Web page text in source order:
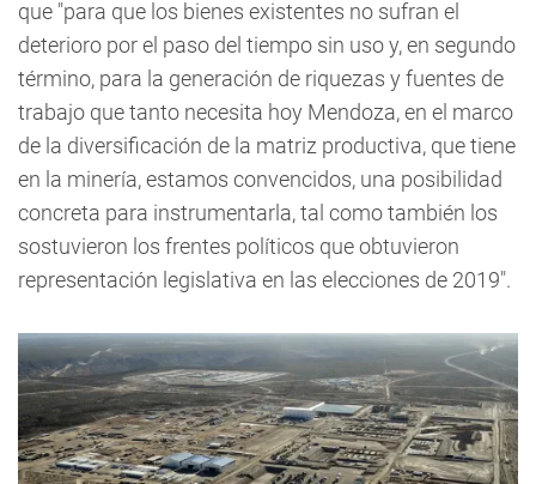
que "para que los bienes existentes no sufran el
deterioro por el paso del tiempo sin uso y, en segundo
término, para la generación de riquezas y fuentes de
trabajo que tanto necesita hoy Mendoza, en el marco
de la diversificación de la matriz productiva, que tiene
en la minería, estamos convencidos, una posibilidad
concreta para instrumentarla, tal como también los
sostuvieron los frentes políticos que obtuvieron
representación legislativa en las elecciones de 2019".